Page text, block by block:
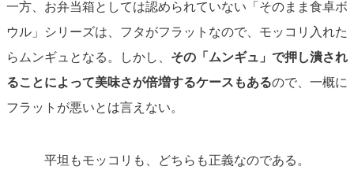
一方、お弁当箱としては認められていない「そのまま食卓ボ
ウル」シリーズは、フタがフラットなので、モッコリ入れた
らムンギュとなる。しかし、 その「ムンギュ」で押し潰され
ることによって美味さが倍増するケースもあるので、一概に
フラットが悪いとは言えない。
平坦もモッコリも、どちらも正義なのである。